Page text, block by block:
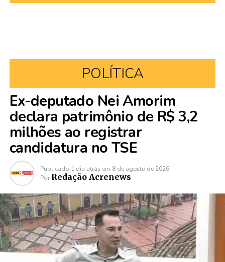
POLÍTICA
Ex-deputado Nei Amorim
declara patrimônio de R$ 3,2
milhões ao registrar
candidatura no TSE
Publicado 1 dia atrás em 8 de agosto de 2026
Por Redação Acrenews